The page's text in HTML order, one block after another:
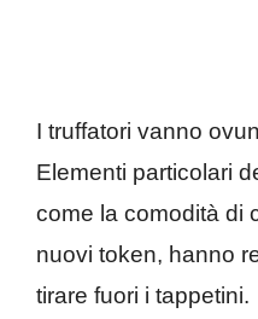
I truffatori vanno
Elementi particolari
come la comodità di
nuovi token, hanno
tirare fuori i tappetini.